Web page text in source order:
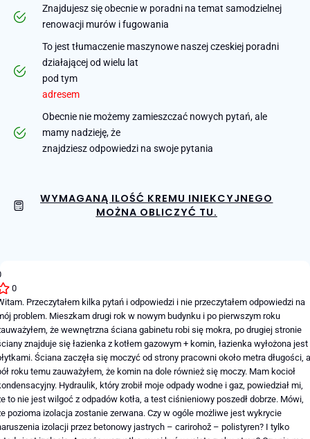
Znajdujesz się obecnie w poradni na temat samodzielnej
renowacji murów i fugowania
To jest tłumaczenie maszynowe naszej czeskiej poradni
działającej od wielu lat
pod tym
adresem
Obecnie nie możemy zamieszczać nowych pytań, ale
mamy nadzieję, że
znajdziesz odpowiedzi na swoje pytania
WYMAGANĄ ILOŚĆ KREMU INIEKCYJNEGO
MOŻNA OBLICZYĆ TU.
0
Przeczytałem kilka pytań i odpowiedzi i nie przeczytałem odpowiedzi na
problem. Mieszkam drugi rok w nowym budynku i po pierwszym roku
że wewnętrzna ściana gabinetu robi się mokra, po drugiej stronie
znajduje się łazienka z kotłem gazowym + komin, łazienka wyłożona jest
Ściana zaczęła się moczyć od strony pracowni około metra długości, a
roku temu zauważyłem, że komin na dole również się moczy. Mam kocioł
Hydraulik, który zrobił moje odpady wodne i gaz, powiedział mi,
to nie jest wilgoć z odpadów kotła, a test ciśnieniowy poszedł dobrze. Mówi,
pozioma izolacja zostanie zerwana. Czy w ogóle możliwe jest wykrycie
izolacji przez betonowy jastrych – carirohož – polistyren? I tylko